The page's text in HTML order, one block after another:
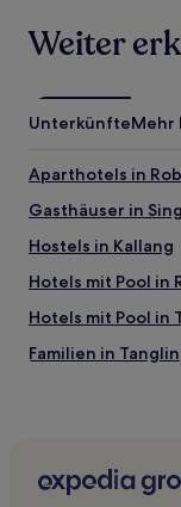
Weiter
UnterkünfteMehr
Aparthotels in
Gasthäuser in
Hostels in Kallang
Hotels mit Pool in
Hotels mit Pool in
Familien in Tanglin
Familien in